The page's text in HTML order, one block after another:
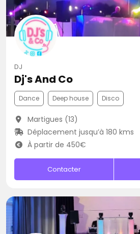
DJ
Dj's And Co
Dance Deep house Disco
Martigues (13)
Déplacement jusqu’à 180 kms
À partir de 450€
Contacter